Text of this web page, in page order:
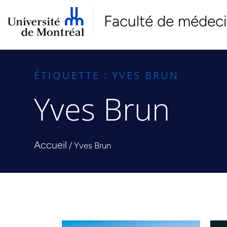
Faculté de
ÉTIQUETTE : YVES BRUN
Yves Brun
Accueil /Yves Brun